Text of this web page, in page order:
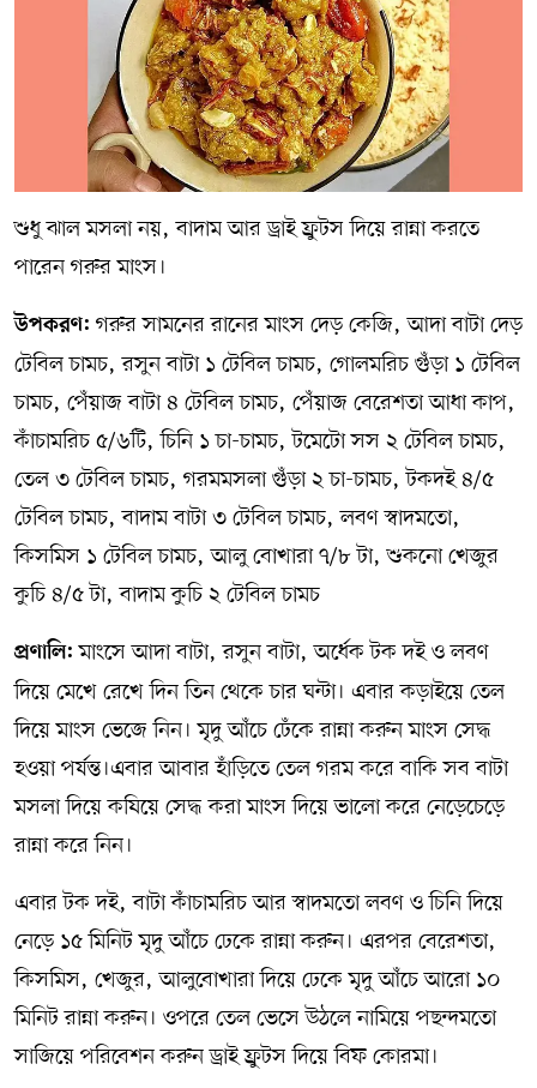
শুধু ঝাল মসলা নয়, বাদাম আর ড্রাই ফ্রুটস দিয়ে রান্না করতে
পারেন গরুর মাংস।
উপকরণ: গরুর সামনের রানের মাংস দেড় কেজি, আদা বাটা দেড়
টেবিল চামচ, রসুন বাটা ১ টেবিল চামচ, গোলমরিচ গুঁড়া ১ টেবিল
চামচ, পেঁয়াজ বাটা ৪ টেবিল চামচ, পেঁয়াজ বেরেশতা আধা কাপ,
কাঁচামরিচ ৫/৬টি, চিনি ১ চা-চামচ, টমেটো সস ২ টেবিল চামচ,
তেল ৩ টেবিল চামচ, গরমমসলা গুঁড়া ২ চা-চামচ, টকদই ৪/৫
টেবিল চামচ, বাদাম বাটা ৩ টেবিল চামচ, লবণ স্বাদমতো,
কিসমিস ১ টেবিল চামচ, আলু বোখারা ৭/৮ টা, শুকনো খেজুর
কুচি ৪/৫ টা, বাদাম কুচি ২ টেবিল চামচ
প্রণালি: মাংসে আদা বাটা, রসুন বাটা, অর্ধেক টক দই ও লবণ
দিয়ে মেখে রেখে দিন তিন থেকে চার ঘন্টা। এবার কড়াইয়ে তেল
দিয়ে মাংস ভেজে নিন। মৃদু আঁচে ঢেঁকে রান্না করুন মাংস সেদ্ধ
হওয়া পর্যন্ত।এবার আবার হাঁড়িতে তেল গরম করে বাকি সব বাটা
মসলা দিয়ে কষিয়ে সেদ্ধ করা মাংস দিয়ে ভালো করে নেড়েচেড়ে
রান্না করে নিন।
এবার টক দই, বাটা কাঁচামরিচ আর স্বাদমতো লবণ ও চিনি দিয়ে
নেড়ে ১৫ মিনিট মৃদু আঁচে ঢেকে রান্না করুন। এরপর বেরেশতা,
কিসমিস, খেজুর, আলুবোখারা দিয়ে ঢেকে মৃদু আঁচে আরো ১০
মিনিট রান্না করুন। ওপরে তেল ভেসে উঠলে নামিয়ে পছন্দমতো
সাজিয়ে পরিবেশন করুন ড্রাই ফ্রুটস দিয়ে বিফ কোরমা।